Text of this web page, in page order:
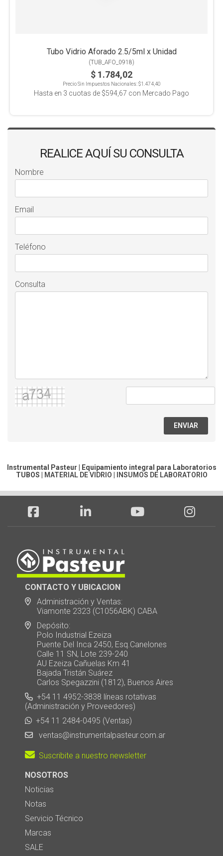
Tubo Vidrio Aforado 2.5/5ml x Unidad
(TUB_AFO_0918)
$ 1.784,02
Precio Sin Impuestos Nacionales:$1.474,40
Hasta en 3 cuotas de $594,67 con Mercado Pago
REALICE AQUÍ SU CONSULTA
Nombre
Email
Teléfono
Consulta
ENVIAR
Instrumental Pasteur | Equipamiento integral para Laboratorios
TUBOS | MATERIAL DE VIDRIO | INSUMOS DE LABORATORIO
CONTACTO Y UBICACION
Administración y Ventas:
Viamonte 2323 (C1056ABK) CABA
Depósito:
Polo Industrial Ezeiza
Puente Del Inca 2450, Esq.Canelones
Calle 11 SN, Lote 239-240
AU Ezeiza Cañuelas Km 41
Bajada Tristán Suárez
Carlos Spegazzini (1812), Buenos Aires
+54 11 4952-3838 líneas rotativas
(Administración y Proveedores)
+54 11 2484-0495 (Ventas)
ventas@instrumentalpasteur.com.ar
Suscribite a nuestro newsletter
NOSOTROS
Noticias
Notas
Servicio Técnico
Marcas
SALE